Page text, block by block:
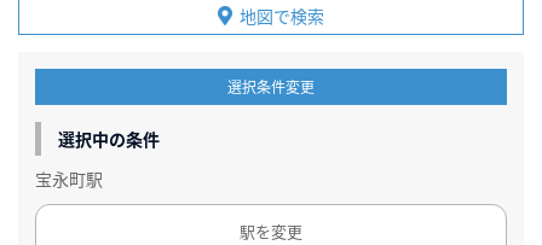
地図で検索
選択条件変更
選択中の条件
宝永町駅
駅を変更